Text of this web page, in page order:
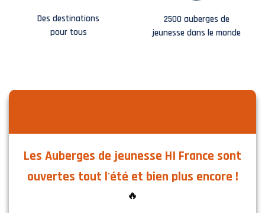
Des destinations
pour tous
2500 auberges de
jeunesse dans le monde
Les Auberges de jeunesse HI France sont
ouvertes tout l'été et bien plus encore !
🔥